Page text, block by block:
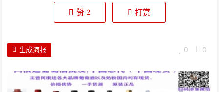
赞 2 打赏
0 0
生成海报